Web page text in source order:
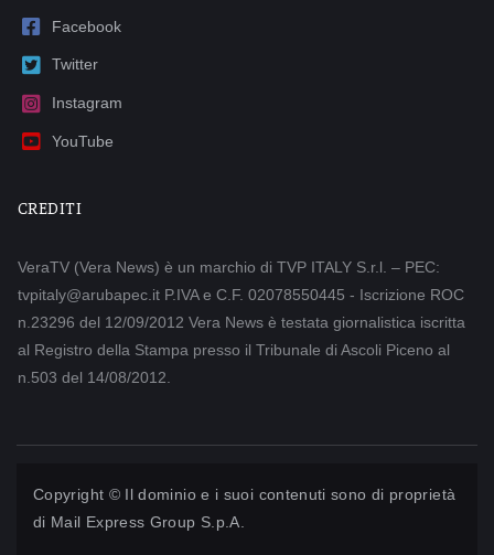
Facebook
Twitter
Instagram
YouTube
CREDITI
VeraTV (Vera News) è un marchio di TVP ITALY S.r.l. – PEC:
tvpitaly@arubapec.it P.IVA e C.F. 02078550445 - Iscrizione ROC
n.23296 del 12/09/2012 Vera News è testata giornalistica iscritta
al Registro della Stampa presso il Tribunale di Ascoli Piceno al
n.503 del 14/08/2012.
Copyright © Il dominio e i suoi contenuti sono di proprietà
di Mail Express Group S.p.A.